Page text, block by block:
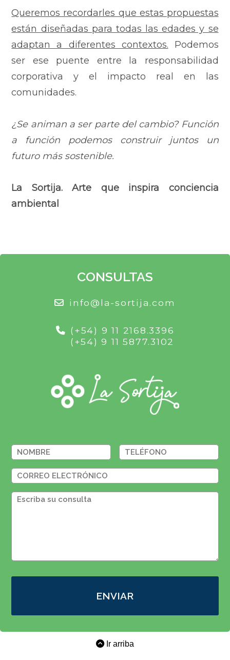
Queremos recordarles que estas propuestas
están diseñadas para todas las edades y se
adaptan a diferentes contextos. Podemos
ser ese puente entre la responsabilidad
corporativa y el impacto real en las
comunidades.
¿Se animan a ser parte del cambio? Función
a función podemos construir juntos un
futuro más sostenible.
La Sortija. Arte que inspira conciencia
ambiental
CONSULTAS
info@la-sortija.com
(+54) 9 11 2168.3396
(+54) 9 11 5877.3102
ENVIAR
Ir arriba